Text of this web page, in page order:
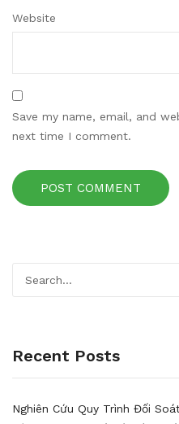
Website
Save my name, email, and
next time I comment.
Recent Posts
Nghiên Cứu Quy Trình Đối